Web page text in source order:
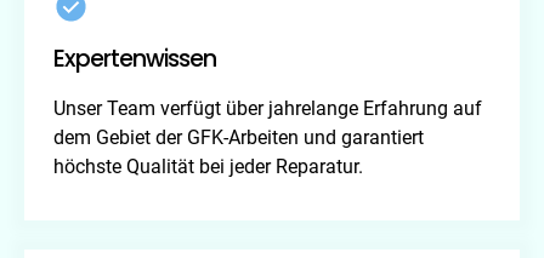
Expertenwissen
Unser Team verfügt über jahrelange Erfahrung auf
dem Gebiet der GFK-Arbeiten und garantiert
höchste Qualität bei jeder Reparatur.